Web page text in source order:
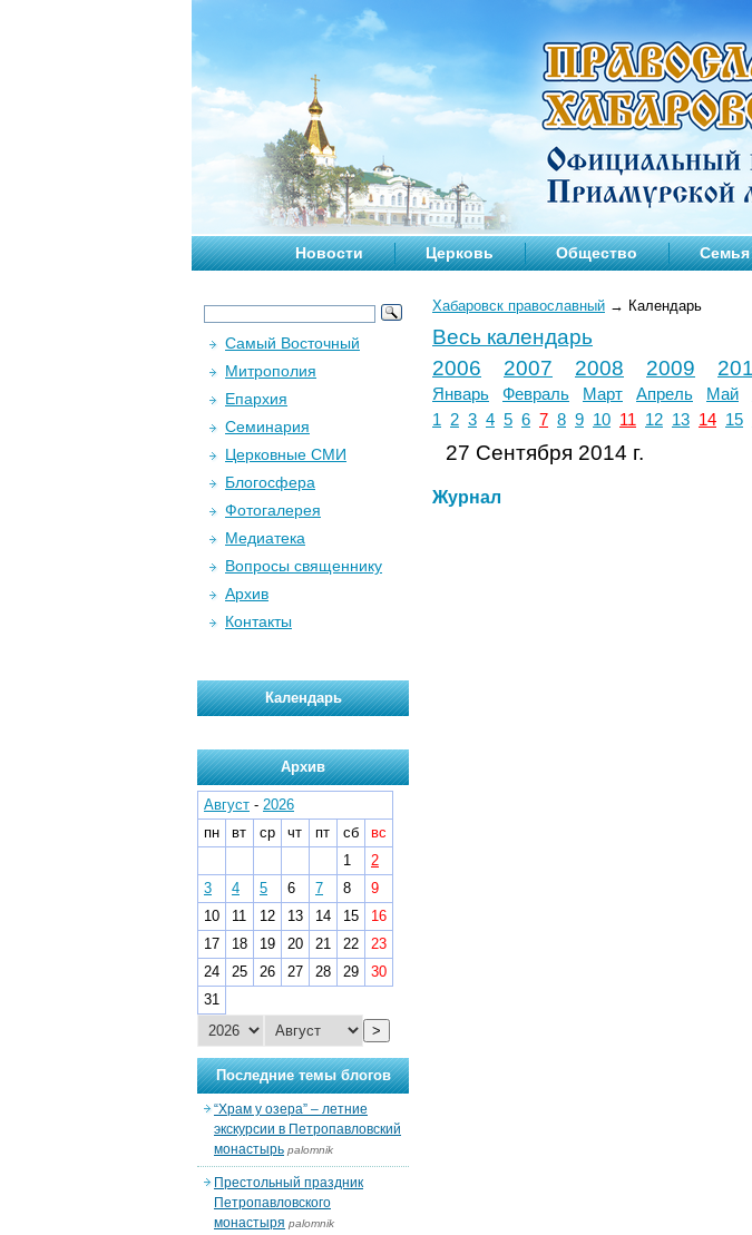
Новости Церковь Общество Семья
Хабаровск православный → Календарь
Весь календарь
2006
2007 2008 2009
Январь Февраль Март Апрель Май
1
2 3 4 5 6 7 8 9 10 11 12 13 14 15
27 Сентября 2014 г.
Журнал
Самый Восточный
Митрополия
Епархия
Семинария
Церковные СМИ
Блогосфера
Фотогалерея
Медиатека
Вопросы священнику
Архив
Контакты
Календарь
Архив
Август - 2026
пн
вт ср чт пт сб
вс
1
2
3
4 5 6 7 8
9
10
11 12 13 14 15
16
17
18 19 20 21 22
23
24
25 26 27 28 29
30
31
>
Последние темы блогов
“Храм у озера” – летние
экскурсии в Петропавловский
монастырь palomnik
Престольный праздник
Петропавловского
монастыря palomnik